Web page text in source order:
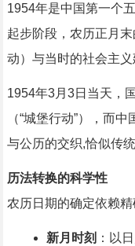
1954年是中国第一个
起步阶段，农历正月
动）与当时的社会主义
1954年3月3日当天，
（“城堡行动”），而
与公历的交织,恰似传
历法转换的科学性
农历日期的确定依赖精
新月时刻 ：以